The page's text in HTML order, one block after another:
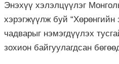
Энэхүү хэлэлцүүлэг
хэрэгжүүлж буй “Хөрөнгийн
чадварыг нэмэгдүүлэх
зохион байгуулагдсан